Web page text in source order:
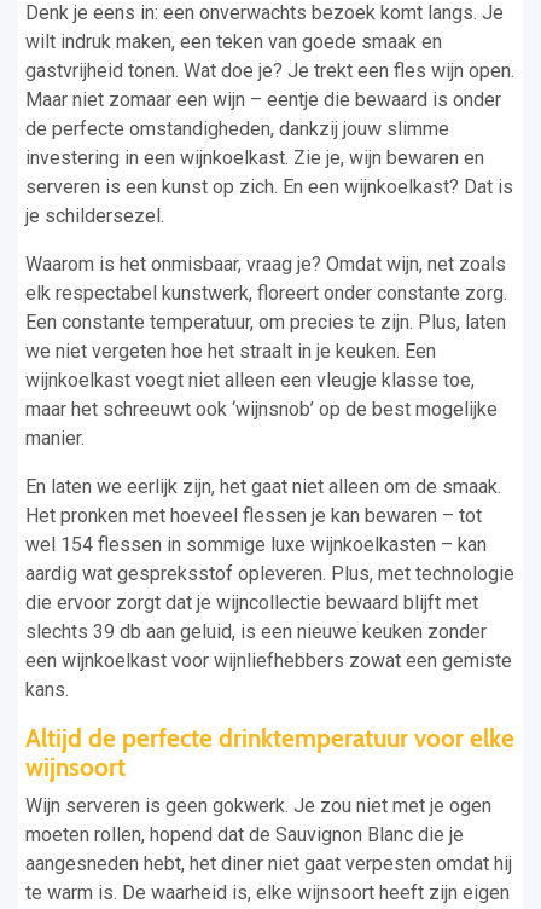
Denk je eens in: een onverwachts bezoek komt langs. Je
wilt indruk maken, een teken van goede smaak en
gastvrijheid tonen. Wat doe je? Je trekt een fles wijn open.
Maar niet zomaar een wijn – eentje die bewaard is onder
de perfecte omstandigheden, dankzij jouw slimme
investering in een wijnkoelkast. Zie je, wijn bewaren en
serveren is een kunst op zich. En een wijnkoelkast? Dat is
je schildersezel.
Waarom is het onmisbaar, vraag je? Omdat wijn, net zoals
elk respectabel kunstwerk, floreert onder constante zorg.
Een constante temperatuur, om precies te zijn. Plus, laten
we niet vergeten hoe het straalt in je keuken. Een
wijnkoelkast voegt niet alleen een vleugje klasse toe,
maar het schreeuwt ook ‘wijnsnob’ op de best mogelijke
manier.
En laten we eerlijk zijn, het gaat niet alleen om de smaak.
Het pronken met hoeveel flessen je kan bewaren – tot
wel 154 flessen in sommige luxe wijnkoelkasten – kan
aardig wat gespreksstof opleveren. Plus, met technologie
die ervoor zorgt dat je wijncollectie bewaard blijft met
slechts 39 db aan geluid, is een nieuwe keuken zonder
een wijnkoelkast voor wijnliefhebbers zowat een gemiste
kans.
Altijd de perfecte drinktemperatuur voor elke
wijnsoort
Wijn serveren is geen gokwerk. Je zou niet met je ogen
moeten rollen, hopend dat de Sauvignon Blanc die je
aangesneden hebt, het diner niet gaat verpesten omdat hij
te warm is. De waarheid is, elke wijnsoort heeft zijn eigen